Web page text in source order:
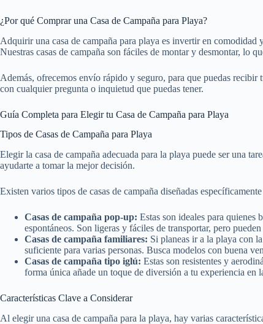
¿Por qué Comprar una Casa de Campaña para Playa?
Adquirir una casa de campaña para playa es invertir en
Nuestras casas de campaña son fáciles de montar y desmontar, lo
Además, ofrecemos envío rápido y seguro, para que puedas
con cualquier pregunta o inquietud que puedas tener.
Guía Completa para Elegir tu Casa de Campaña para Playa
Tipos de Casas de Campaña para Playa
Elegir la casa de campaña adecuada para la playa puede ser una
ayudarte a tomar la mejor decisión.
Existen varios tipos de casas de campaña diseñadas
Casas de campaña pop-up: Estas son ideales para quienes
espontáneos. Son ligeras y fáciles de transportar, pero
Casas de campaña familiares: Si planeas ir a la playa con
suficiente para varias personas. Busca modelos con buena
Casas de campaña tipo iglú: Estas son resistentes y
forma única añade un toque de diversión a tu experiencia en
Características Clave a Considerar
Al elegir una casa de campaña para la playa, hay varias